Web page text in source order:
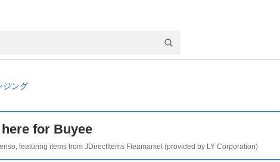
ジング
for Buyee
featuring items from JDirectItems Fleamarket (provided by LY Corporation)